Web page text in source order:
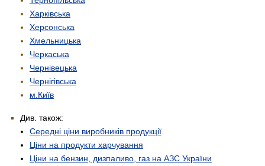
Харківська
Херсонська
Хмельницька
Черкаська
Чернівецька
Чернігівська
м.Київ
Див. також:
Середні ціни виробників продукції
Ціни на продукти харчування
Ціни на бензин, дизпаливо, газ на АЗС України